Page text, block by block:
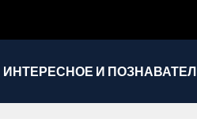
ИНТЕРЕСНОЕ И